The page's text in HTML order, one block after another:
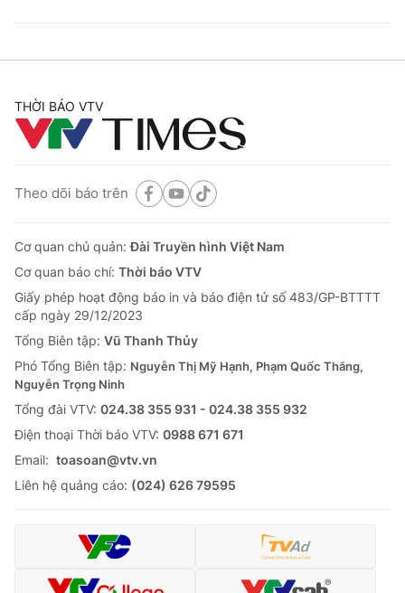
THỜI BÁO VTV
Theo dõi báo trên
Cơ quan chủ quản:Đài Truyền hình Việt Nam
Cơ quan báo chí: Thời báo VTV
Giấy phép hoạt động báo in và báo điện tử số 483/GP-BTTTT
cấp ngày 29/12/2023
Tổng Biên tập: Vũ Thanh Thủy
Phó Tổng Biên tập: Nguyễn Thị Mỹ Hạnh, Phạm Quốc Thắng,
Nguyễn Trọng Ninh
Tổng đài VTV: 024.38 355 931 - 024.38 355 932
Ðiện thoại Thời báo VTV: 0988 671 671
Email: toasoan@vtv.vn
Liên hệ quảng cáo: (024) 626 79595